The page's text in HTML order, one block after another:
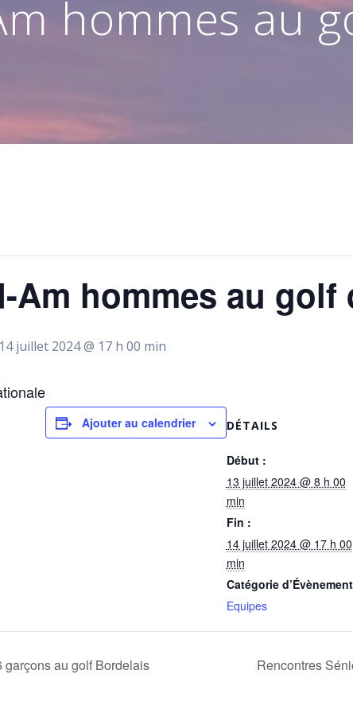
hommes au
Am hommes au golf
14 juillet 2024 @ 17 h 00 min
Ajouter au calendrier DÉTAILS
Début :
13 juillet 2024 @ 8 h 00
min
Fin :
14 juillet 2024 @ 17 h 00
min
Catégorie
Equipes
garçons au golf Bordelais Rencontres